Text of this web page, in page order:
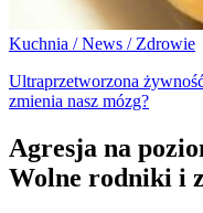
Kuchnia / News / Zdrowie
Ultraprzetworzona
zmienia nasz mózg?
Agresja na
Wolne rodniki i